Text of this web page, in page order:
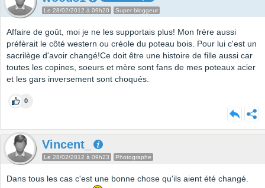
Le 28/02/2012 à 09h20 Super bloggeur
Affaire de goût, moi je ne les supportais plus! Mon frère aussi
préfèrait le côté western ou créole du poteau bois. Pour lui c'est un
sacrilège d'avoir changé!Ce doit être une histoire de fille aussi car
toutes les copines, soeurs et mère sont fans de mes poteaux acier
et les gars inversement sont choqués.
0
Vincent_
Le 28/02/2012 à 09h23 Photographe
Dans tous les cas c'est une bonne chose qu'ils aient été changé.